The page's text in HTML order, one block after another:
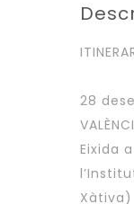
28
Eixida